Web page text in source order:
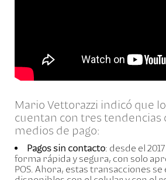
Mario Vettorazzi indicó que
cuentan con tres tendencias
medios de pago:
Pagos sin contacto: desde el
forma rápida y segura, con solo
POS. Ahora, estas transacciones